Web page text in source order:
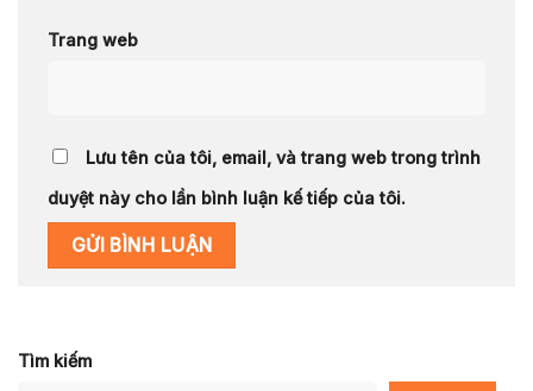
Trang web
Lưu tên của tôi, email, và trang web trong trình
duyệt này cho lần bình luận kế tiếp của tôi.
Tìm kiếm